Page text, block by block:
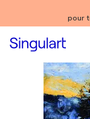
pour